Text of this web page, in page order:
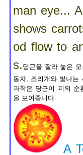
man eye...
shows
od flow to
s. 당근을 잘라 놓은
동자, 조리개와 빛나
과학은 당근이 피의 순
을 보여줍니다.
A